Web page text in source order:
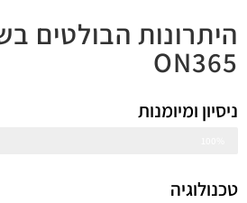
היתרונות הבולטים
ON365
ניסיון ומיומנות
טכנולוגיה